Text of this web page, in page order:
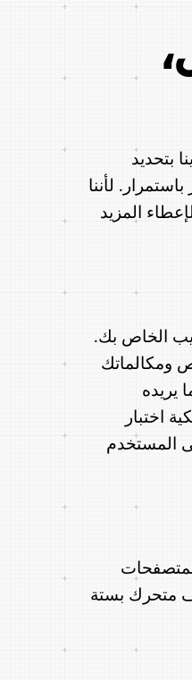
بتحديد
لأننا
المزيد
الخاص بك.
ومكالماتك
يريده
اختبار
المستخدم
متحرك بستة